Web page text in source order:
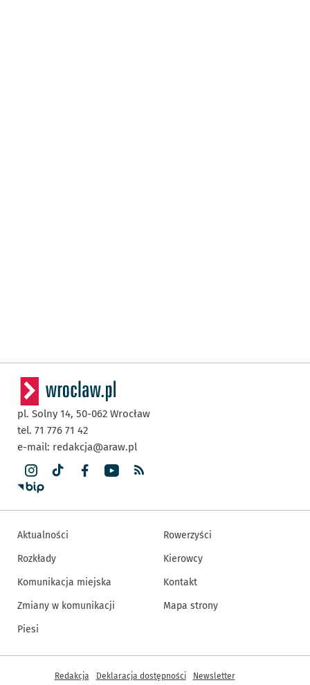
pl. Solny 14, 50-062 Wrocław
tel. 71 776 71 42
e-mail: redakcja@araw.pl
Aktualności
Rozkłady
Komunikacja miejska
Zmiany w komunikacji
Piesi
Rowerzyści
Kierowcy
Kontakt
Mapa strony
Inne informacje
Redakcja Deklaracja dostępności Newsletter